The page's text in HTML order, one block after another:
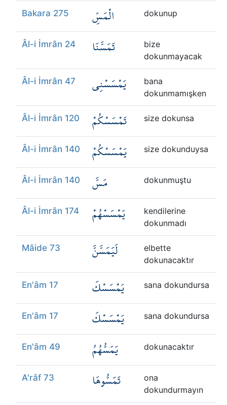
Bakara 275 الْمَسِّ dokunup
Âl-i İmrân 24 تَمَسَّنَا
bize
dokunmayacak
Âl-i İmrân 47 يَمْسَسْنِي
bana
dokunmamışken
Âl-i İmrân 120 تَمْسَسْكُمْ size dokunsa
Âl-i İmrân 140 يَمْسَسْكُمْ size dokunduysa
Âl-i İmrân 140 مَسَّ dokunmuştu
Âl-i İmrân 174 يَمْسَسْهُمْ
kendilerine
dokunmadı
Mâide 73 لَيَمَسَّنَّ
elbette
dokunacaktır
En'âm 17 يَمْسَسْكَ sana dokundursa
En'âm 17 يَمْسَسْكَ sana dokundursa
En'âm 49 يَمَسُّهُمُ dokunacaktır
A'râf 73 تَمَسُّوهَا
ona
dokundurmayın